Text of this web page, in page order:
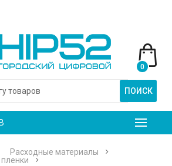
ПОИСК
0
Расходные материалы